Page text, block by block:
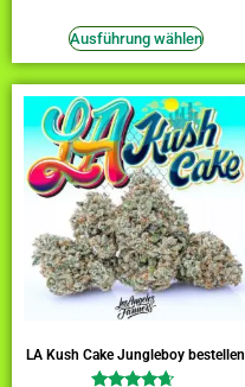
von 5
Ausführung wählen
LA Kush Cake Jungleboy bestellen